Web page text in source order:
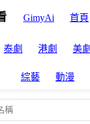
GimyAi 首頁
泰劇 港劇 美劇
綜藝 動漫